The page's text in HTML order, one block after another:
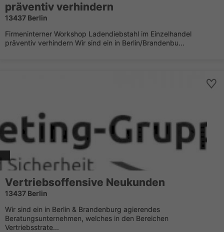
präventiv verhindern
13437 Berlin
Firmeninterner Workshop Ladendiebstahl im Einzelhandel
präventiv verhindern Wir sind ein in Berlin/Brandenbu...
Vertriebsoffensive Neukunden
13437 Berlin
Wir sind ein in Berlin & Brandenburg agierendes
Beratungsunternehmen, welches in den Bereichen
Vertriebsstrate...